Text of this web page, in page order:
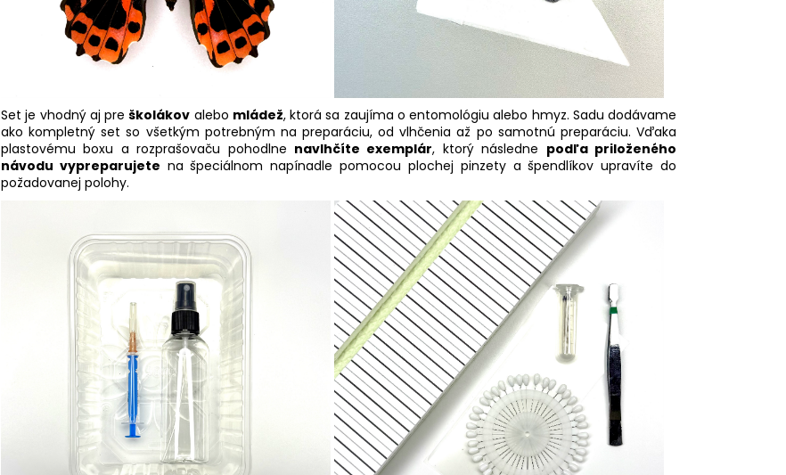
Set je vhodný aj preškolákov alebo mládež, ktorá sa zaujíma o entomológiu alebo hmyz. Sadu dodávame
ako kompletný set so všetkým potrebným na preparáciu, od vlhčenia až po samotnú preparáciu. Vďaka
plastovému boxu a rozprašovaču pohodlne navlhčíte exemplár, ktorý následne podľa priloženého
návodu vypreparujete na špeciálnom napínadle pomocou plochej pinzety a špendlíkov upravíte do
požadovanej polohy.